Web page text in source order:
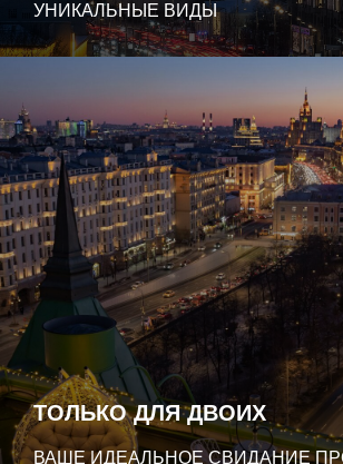
УНИКАЛЬНЫЕ ВИДЫ
ТОЛЬКО ДЛЯ ДВОИХ
ВАШЕ ИДЕАЛЬНОЕ СВИДАНИЕ